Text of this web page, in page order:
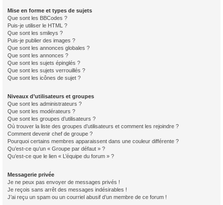
Mise en forme et types de sujets
Que sont les BBCodes ?
Puis-je utiliser le HTML ?
Que sont les smileys ?
Puis-je publier des images ?
Que sont les annonces globales ?
Que sont les annonces ?
Que sont les sujets épinglés ?
Que sont les sujets verrouillés ?
Que sont les icônes de sujet ?
Niveaux d’utilisateurs et groupes
Que sont les administrateurs ?
Que sont les modérateurs ?
Que sont les groupes d’utilisateurs ?
Où trouver la liste des groupes d’utilisateurs et comment les rejoindre ?
Comment devenir chef de groupe ?
Pourquoi certains membres apparaissent dans une couleur différente ?
Qu’est-ce qu’un « Groupe par défaut » ?
Qu’est-ce que le lien « L’équipe du forum » ?
Messagerie privée
Je ne peux pas envoyer de messages privés !
Je reçois sans arrêt des messages indésirables !
J’ai reçu un spam ou un courriel abusif d’un membre de ce forum !